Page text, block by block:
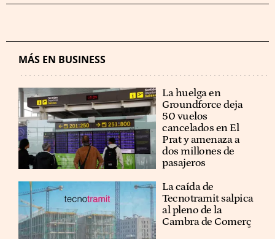
MÁS EN BUSINESS
La huelga en
Groundforce deja
50 vuelos
cancelados en El
Prat y amenaza a
dos millones de
pasajeros
La caída de
Tecnotramit salpica
al pleno de la
Cambra de Comerç